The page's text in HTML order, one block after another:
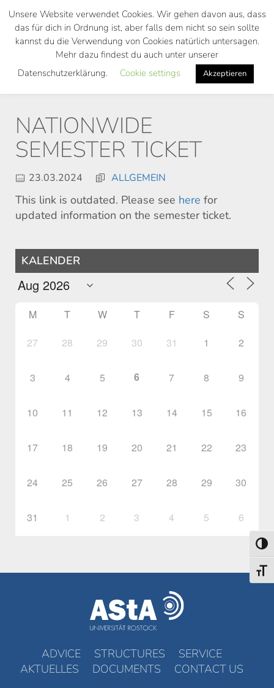
Skip
main
NATIONWIDE
SEMESTER TICKET
23.03.2024 ALLGEMEIN
This link is outdated. Please see here for
updated information on the semester ticket.
KALENDER
M T W T F S S
27 28 29 30 31 1 2
3 4 5 6 7 8 9
10 11 12 13 14 15 16
17 18 19 20 21 22 23
24 25 26 27 28 29 30
31 1 2 3 4 5 6
ADVICE STRUCTURES
SERVICE
AKTUELLES
DOCUMENTS CONTACT US
Unsere Website verwendet Cookies. Wir gehen davon aus, dass
das für dich in Ordnung ist, aber falls dem nicht so sein sollte
kannst du die Verwendung von Cookies natürlich untersagen.
Mehr dazu findest du auch unter unserer
Datenschutzerklärung.
Cookie settings Akzeptieren